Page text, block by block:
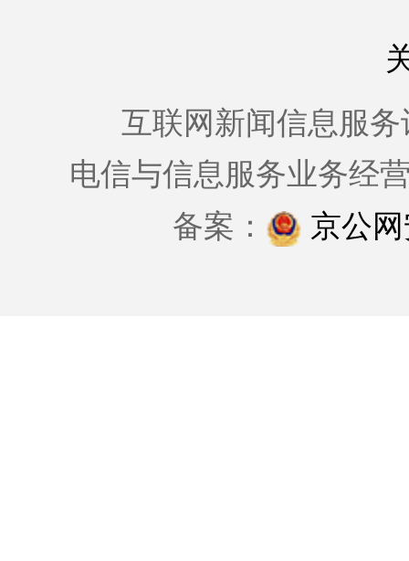
互联网新闻信息服务
电信与信息服务业务经
备案：
京公网